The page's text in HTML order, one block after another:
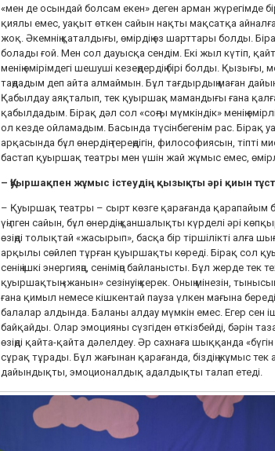
«мен де осындай болсам екен» деген арман жүрегімде
қиялы емес, уақыт өткен сайын нақты мақсатқа
жоқ. Әкемнің қаталдығы, өмірдің өз шарттары болды.
болады ғой. Мен сол дауысқа сендім. Екі жыл күтіп,
менің өмірімдегі шешуші кезеңдердің бірі болды.
таңдадым деп айта алмаймын. Бұл тағдырдың маған
Қабылдау аяқталып, тек қуыршақ мамандығы ғана
қабылдадым. Бірақ дәл сол «соңғы мүмкіндік» менің
ол кезде ойламадым. Басында түсінбегенім рас. Бірақ
арқасында бұл өнердің тереңдігін, философиясын, тіпті
бастап қуыршақ театры мен үшін жай жұмыс емес,
– Қуыршақпен жұмыс істеудің қызықты әрі қиын
– Қуыршақ театры – сырт көзге қарағанда қарапайым
үңілген сайын, бұл өнердің қаншалықты күрделі әрі
өзіңді толықтай «жасырып», басқа бір тіршілікті алға
арқылы сөйлеп тұрған қуыршақты көреді. Бірақ сол
сенің ішкі энергияңа, сеніміңе байланысты. Бұл жерде тек
қуыршақтың «жанын» сезінуің керек. Оның мінезін,
ғана қимыл немесе кішкентай пауза үлкен мағына
балалар алдында. Баланы алдау мүмкін емес. Егер сен
байқайды. Олар эмоцияны сүзгіден өткізбейді, бәрін
өзіңді қайта-қайта дәлелдеу. Әр сахнаға шыққанда
сұрақ тұрады. Бұл жағынан қарағанда, біздің жұмыс тек
дайындықты, эмоционалдық адалдықты талап етеді.